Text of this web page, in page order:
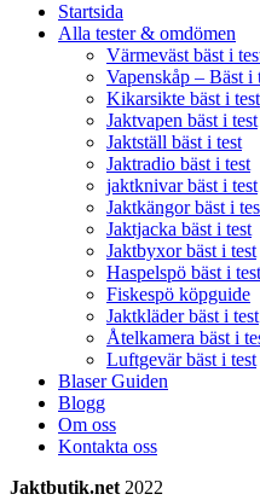
Startsida
Alla tester & omdömen
Värmeväst bäst i
Vapenskåp – Bäst i
Kikarsikte bäst i test
Jaktvapen bäst i test
Jaktställ bäst i test
Jaktradio bäst i test
jaktknivar bäst i test
Jaktkängor bäst i
Jaktjacka bäst i test
Jaktbyxor bäst i test
Haspelspö bäst i test
Fiskespö köpguide
Jaktkläder bäst i test
Åtelkamera bäst i
Luftgevär bäst i test
Blaser Guiden
Blogg
Om oss
Kontakta oss
Jaktbutik.net 2022